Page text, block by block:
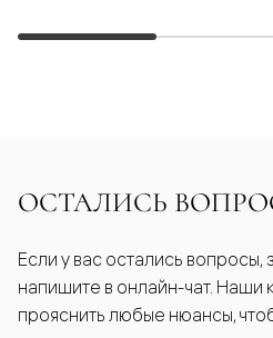
ОСТАЛИСЬ
Если у вас остались вопросы,
напишите в онлайн-чат. Наши
прояснить любые нюансы,